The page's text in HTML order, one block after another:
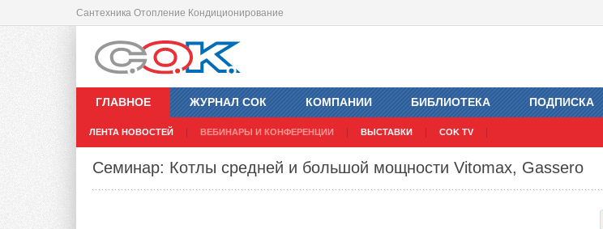
Сантехника Отопление Кондиционирование
ГЛАВНОЕ
ЛЕНТА НОВОСТЕЙ ВЕБИНАРЫ И КОНФЕРЕНЦИИ ВЫСТАВКИ COK TV
ЖУРНАЛ СОК КОМПАНИИ БИБЛИОТЕКА ПОДПИСКА
Семинар: Котлы средней и большой мощности Vitomax, Gassero